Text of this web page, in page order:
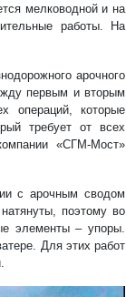
мелководной и на
работы. На
арочного
первым и вторым
операций, которые
требует от всех
«СГМ-Мост»
с арочным сводом
поэтому во
элементы – упоры.
Для этих работ